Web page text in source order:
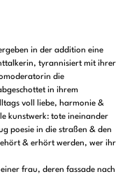
in der addition eine
tyrannisiert mit ihrer
die
in ihrem
voll liebe, harmonie &
kunstwerk: tote ineinander
poesie in die straßen & den
& erhört werden, wer ihr
frau, deren fassade nach